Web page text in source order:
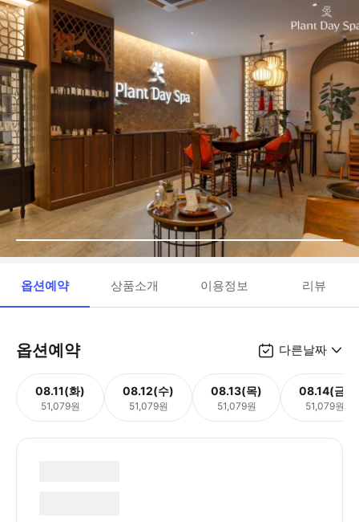
옵션예약 상품소개 이용정보 리뷰
옵션예약 다른날짜
08.11(화)
51,079원
08.12(수)
51,079원
08.13(목)
51,079원
08.14(금)
51,079원